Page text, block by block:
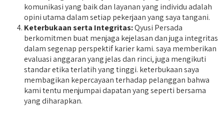
komunikasi yang baik dan layanan yang individu adalah
opini utama dalam setiap pekerjaan yang saya tangani.
Keterbukaan serta Integritas:Qyusi Persada
berkomitmen buat menjaga kejelasan dan juga integritas
dalam segenap perspektif karier kami. saya memberikan
evaluasi anggaran yang jelas dan rinci, juga mengikuti
standar etika terlatih yang tinggi. keterbukaan saya
membagikan kepercayaan terhadap pelanggan bahwa
kami tentu menjumpai dapatan yang seperti bersama
yang diharapkan.